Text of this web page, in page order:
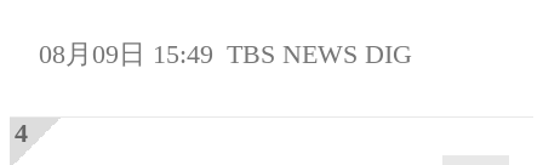
08月09日 15:49 TBS NEWS DIG